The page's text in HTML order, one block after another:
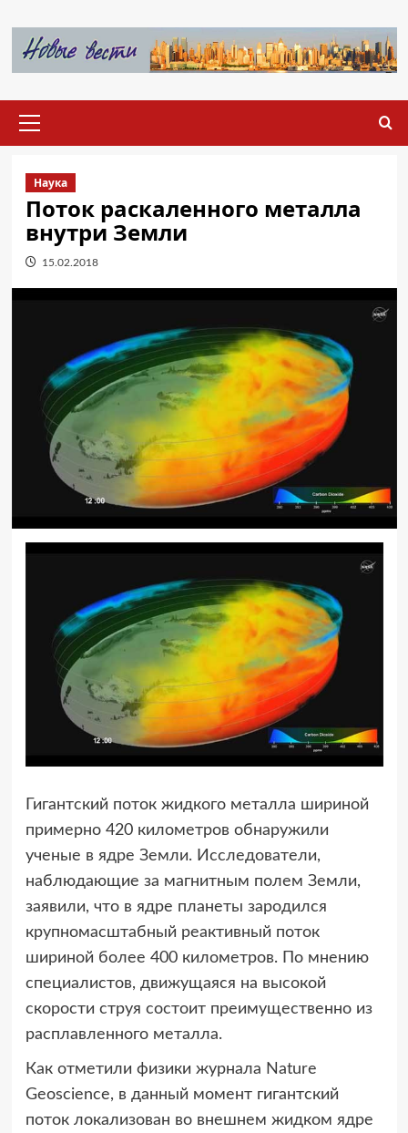
содержимому
меню
Наука
Поток раскаленного металла
внутри Земли
15.02.2018
Гигантский поток жидкого металла шириной
примерно 420 километров обнаружили
ученые в ядре Земли. Исследователи,
наблюдающие за магнитным полем Земли,
заявили, что в ядре планеты зародился
крупномасштабный реактивный поток
шириной более 400 километров. По мнению
специалистов, движущаяся на высокой
скорости струя состоит преимущественно из
расплавленного металла.
Как отметили физики журнала Nature
Geoscience, в данный момент гигантский
поток локализован во внешнем жидком ядре